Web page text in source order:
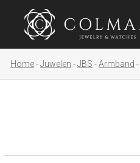
Home Juwelen JBS Armband